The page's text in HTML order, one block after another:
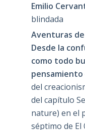
Emilio
blindada
Aventuras
Desde la
como todo
pensamiento
del
del capítulo
nature) en el
séptimo de El